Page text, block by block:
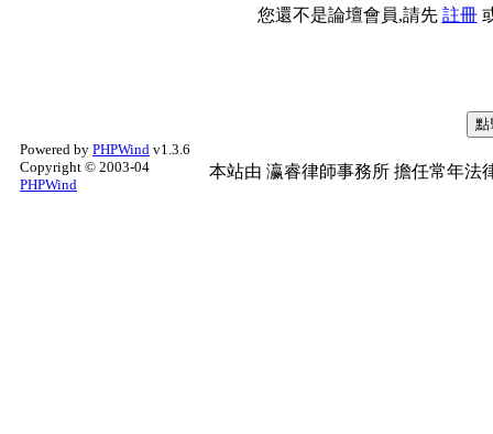
您還不是論壇會員,請先 註冊
Powered by PHPWind v1.3.6
Copyright © 2003-04
PHPWind
本站由 瀛睿律師事務所 擔任常年法